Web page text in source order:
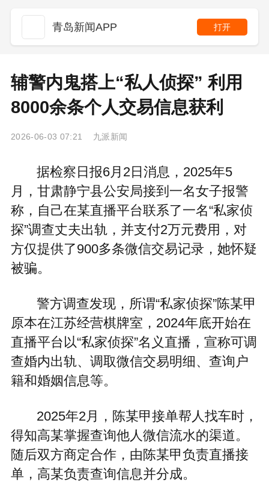
青岛新闻APP 打开
辅警内鬼搭上“私人侦探” 利用
8000余条个人交易信息获利
2026-06-03 07:21 九派新闻
据检察日报6月2日消息，2025年5
月，甘肃静宁县公安局接到一名女子报警
称，自己在某直播平台联系了一名“私家侦
探”调查丈夫出轨，并支付2万元费用，对
方仅提供了900多条微信交易记录，她怀疑
被骗。
警方调查发现，所谓“私家侦探”陈某甲
原本在江苏经营棋牌室，2024年底开始在
直播平台以“私家侦探”名义直播，宣称可调
查婚内出轨、调取微信交易明细、查询户
籍和婚姻信息等。
2025年2月，陈某甲接单帮人找车时，
得知高某掌握查询他人微信流水的渠道。
随后双方商定合作，由陈某甲负责直播接
单，高某负责查询信息并分成。